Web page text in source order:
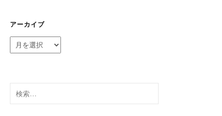
アーカイブ
ー
ブ
索: